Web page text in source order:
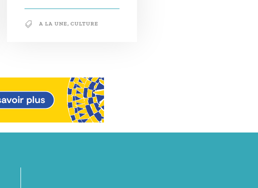
A LA UNE, CULTURE